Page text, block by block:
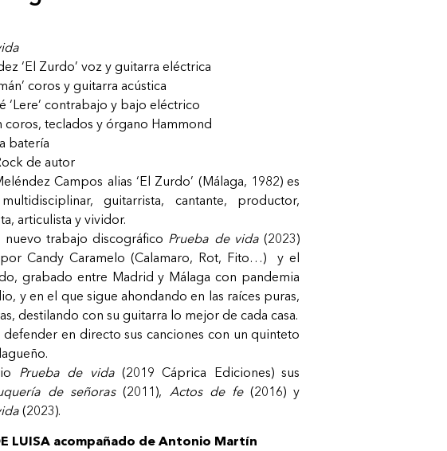
‘El Zurdo’ voz y guitarra eléctrica
coros y guitarra acústica
‘Lere’ contrabajo y bajo eléctrico
coros, teclados y órgano Hammond
batería
de autor
Campos alias ‘El Zurdo’ (Málaga, 1982) es
guitarrista, cantante, productor,
articulista y vividor.
nuevo trabajo discográfico Prueba de vida (2023)
Candy Caramelo (Calamaro, Rot, Fito…) y el
grabado entre Madrid y Málaga con pandemia
y en el que sigue ahondando en las raíces puras,
destilando con su guitarra lo mejor de cada casa.
defender en directo sus canciones con un quinteto
Prueba de vida(2019 Cáprica Ediciones) sus
de señoras(2011), Actos de fe(2016) y
(2023).
LUISA acompañado de Antonio Martín